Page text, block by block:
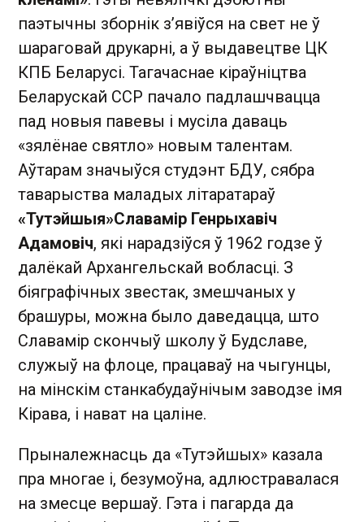
паэтычны зборнік з’явіўся на свет не ў
шараговай друкарні, а ў выдавецтве ЦК
КПБ Беларусі. Тагачаснае кіраўніцтва
Беларускай ССР пачало падлашчвацца
пад новыя павевы і мусіла даваць
«зялёнае святло» новым талентам.
Аўтарам значыўся студэнт БДУ, сябра
таварыства маладых літаратараў
«Тутэйшыя»Славамір Генрыхавіч
Адамовіч, які нарадзіўся ў 1962 годзе ў
далёкай Архангельскай вобласці. З
біяграфічных звестак, змешчаных у
брашуры, можна было даведацца, што
Славамір скончыў школу ў Будславе,
служыў на флоце, працаваў на чыгунцы,
на мінскім станкабудаўнічым заводзе імя
Кірава, і нават на цаліне.
Прыналежнасць да «Тутэйшых» казала
пра многае і, безумоўна, адлюстравалася
на змесце вершаў. Гэта і пагарда да